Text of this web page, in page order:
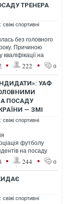
ТРЕНЕРА
спортивні
без головного
року. Причиною
на
• 222 • 0
УАФ
ПОСАДУ
— ЗМІ
спортивні
футболу
на посаду
команди.
• 244 • 0
спортивні